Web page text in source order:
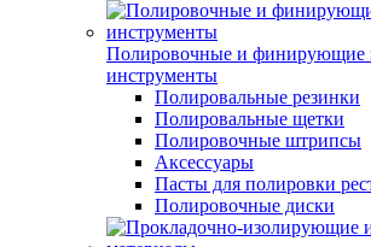
Полировочные и финирующие
инструменты
Полировальные резинки
Полировальные щетки
Полировочные штрипсы
Аксессуары
Пасты для полировки
Полировочные диски